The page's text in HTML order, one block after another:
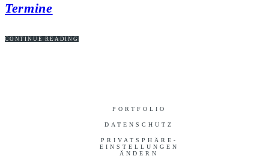
Termine
CONTINUE READING
PORTFOLIO
DATENSCHUTZ
PRIVATSPHÄRE-
EINSTELLUNGEN
ÄNDERN